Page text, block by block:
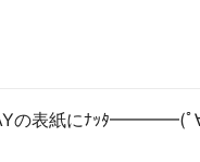
の表紙にﾅｯﾀ